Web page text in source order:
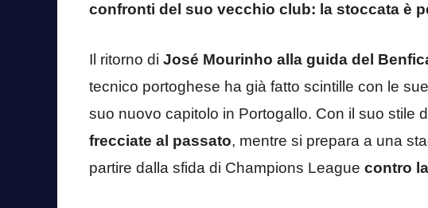
confronti del suo vecchio club: la stoccata è
Il ritorno di José Mourinho alla guida del
tecnico portoghese ha già fatto scintille con le
suo nuovo capitolo in Portogallo. Con il suo stile
frecciate al passato, mentre si prepara a una
partire dalla sfida di Champions League contro